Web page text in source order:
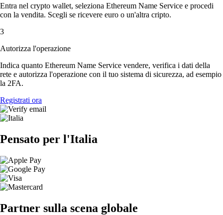
Entra nel crypto wallet, seleziona Ethereum Name Service e procedi
con la vendita. Scegli se ricevere euro o un'altra cripto.
3
Autorizza l'operazione
Indica quanto Ethereum Name Service vendere, verifica i dati della
rete e autorizza l'operazione con il tuo sistema di sicurezza, ad esempio
la 2FA.
Registrati ora
Pensato per l'Italia
Partner sulla scena globale